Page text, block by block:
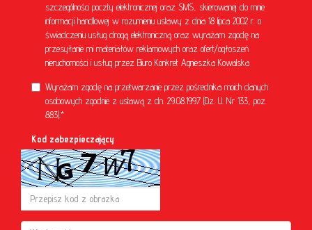
szczególności poczty elektronicznej oraz SMS, skierowanej do mnie
informacji handlowej w rozumieniu ustawy z dnia 18 lipca 2002 r. o
świadczeniu usług drogą elektroniczną oraz wyrażam zgodę na
przesyłanie mi materiałów reklamowych oraz ofert/ogłoszeń
nieruchomości i usług przez Biuro Konkret Agnieszka Kowalska
Wyrażam zgodę na przetwarzanie przez pośrednika moich danych
osobowych zgodnie z ustawą z dn. 29.08.1997 (Dz. U. Nr 133, poz.
883).*
Kod zabezpieczający